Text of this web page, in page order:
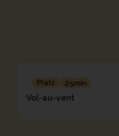
Plats 25min
Vol-au-vent